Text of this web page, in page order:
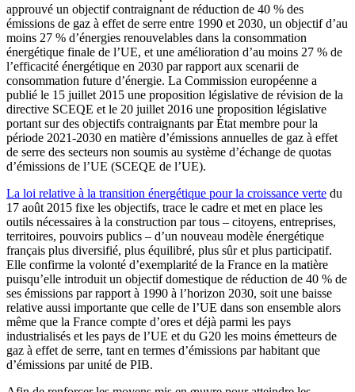
approuvé un objectif contraignant de réduction de 40 % des
émissions de gaz à effet de serre entre 1990 et 2030, un objectif d’au
moins 27 % d’énergies renouvelables dans la consommation
énergétique finale de l’UE, et une amélioration d’au moins 27 % de
l’efficacité énergétique en 2030 par rapport aux scenarii de
consommation future d’énergie. La Commission européenne a
publié le 15 juillet 2015 une proposition législative de révision de la
directive SCEQE et le 20 juillet 2016 une proposition législative
portant sur des objectifs contraignants par État membre pour la
période 2021-2030 en matière d’émissions annuelles de gaz à effet
de serre des secteurs non soumis au système d’échange de quotas
d’émissions de l’UE (SCEQE de l’UE).
La loi relative à la transition énergétique pour la croissance verte du
17 août 2015 fixe les objectifs, trace le cadre et met en place les
outils nécessaires à la construction par tous – citoyens, entreprises,
territoires, pouvoirs publics – d’un nouveau modèle énergétique
français plus diversifié, plus équilibré, plus sûr et plus participatif.
Elle confirme la volonté d’exemplarité de la France en la matière
puisqu’elle introduit un objectif domestique de réduction de 40 % de
ses émissions par rapport à 1990 à l’horizon 2030, soit une baisse
relative aussi importante que celle de l’UE dans son ensemble alors
même que la France compte d’ores et déjà parmi les pays
industrialisés et les pays de l’UE et du G20 les moins émetteurs de
gaz à effet de serre, tant en termes d’émissions par habitant que
d’émissions par unité de PIB.